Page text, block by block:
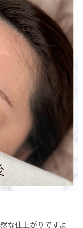
な仕上がりですよ